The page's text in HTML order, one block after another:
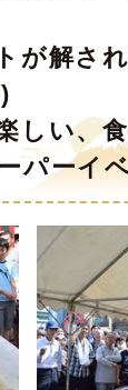
が解さ
しい、
パーイ